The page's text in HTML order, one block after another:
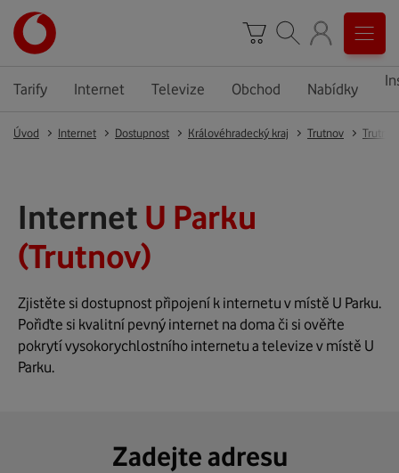
Tarify Internet Televize Obchod Nabídky
Úvod Internet Dostupnost Královéhradecký kraj Trutnov Trutnov
Internet U Parku
(Trutnov)
Zjistěte si dostupnost připojení k internetu v místě U Parku.
Pořiďte si kvalitní pevný internet na doma či si ověřte
pokrytí vysokorychlostního internetu a televize v místě U
Parku.
Zadejte adresu